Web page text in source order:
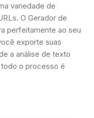
variedade de
O Gerador de
perfeitamente ao seu
exporte suas
a análise de texto
o processo é